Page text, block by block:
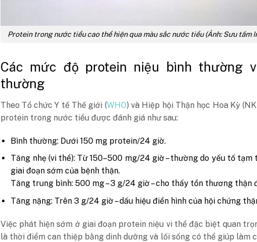
Protein trong nước tiểu cao thể hiện qua màu sắc nước tiểu (Ảnh: Sưu tầm
Các mức độ protein niệu bình thường
thường
Theo Tổ chức Y tế Thế giới (WHO) và Hiệp hội Thận học Hoa Kỳ
protein trong nước tiểu được đánh giá như sau:
Bình thường: Dưới 150 mg protein/24 giờ.
Tăng nhẹ (vi thể): Từ 150–500 mg/24 giờ – thường do yếu tố tạm
giai đoạn sớm của bệnh thận.
Tăng trung bình: 500 mg – 3 g/24 giờ – cho thấy tổn thương thận
Tăng nặng: Trên 3 g/24 giờ – dấu hiệu điển hình của hội chứng
Việc phát hiện sớm ở giai đoạn protein niệu vi thể đặc biệt quan
là thời điểm can thiệp bằng dinh dưỡng và lối sống có thể giúp làm